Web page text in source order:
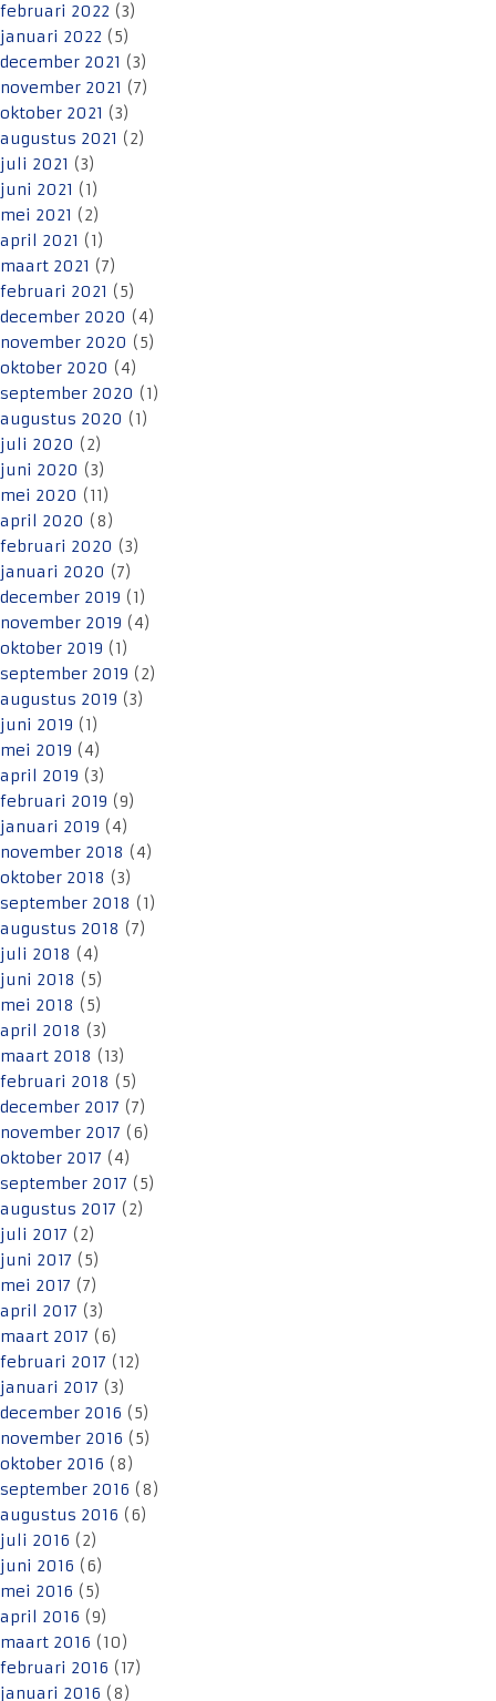
februari 2022 (3)
januari 2022 (5)
december 2021 (3)
november 2021 (7)
oktober 2021 (3)
augustus 2021 (2)
juli 2021 (3)
juni 2021 (1)
mei 2021 (2)
april 2021 (1)
maart 2021 (7)
februari 2021 (5)
december 2020 (4)
november 2020 (5)
oktober 2020 (4)
september 2020 (1)
augustus 2020 (1)
juli 2020 (2)
juni 2020 (3)
mei 2020 (11)
april 2020 (8)
februari 2020 (3)
januari 2020 (7)
december 2019 (1)
november 2019 (4)
oktober 2019 (1)
september 2019 (2)
augustus 2019 (3)
juni 2019 (1)
mei 2019 (4)
april 2019 (3)
februari 2019 (9)
januari 2019 (4)
november 2018 (4)
oktober 2018 (3)
september 2018 (1)
augustus 2018 (7)
juli 2018 (4)
juni 2018 (5)
mei 2018 (5)
april 2018 (3)
maart 2018 (13)
februari 2018 (5)
december 2017 (7)
november 2017 (6)
oktober 2017 (4)
september 2017 (5)
augustus 2017 (2)
juli 2017 (2)
juni 2017 (5)
mei 2017 (7)
april 2017 (3)
maart 2017 (6)
februari 2017 (12)
januari 2017 (3)
december 2016 (5)
november 2016 (5)
oktober 2016 (8)
september 2016 (8)
augustus 2016 (6)
juli 2016 (2)
juni 2016 (6)
mei 2016 (5)
april 2016 (9)
maart 2016 (10)
februari 2016 (17)
januari 2016 (8)